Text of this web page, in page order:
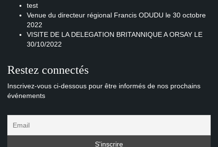
test
Venue du directeur régional Francis ODUDU le 30 octobre
2022
VISITE DE LA DELEGATION BRITANNIQUE A ORSAY LE
30/10/2022
Restez connectés
Inscrivez-vous ci-dessous pour être informés de nos prochains
événements